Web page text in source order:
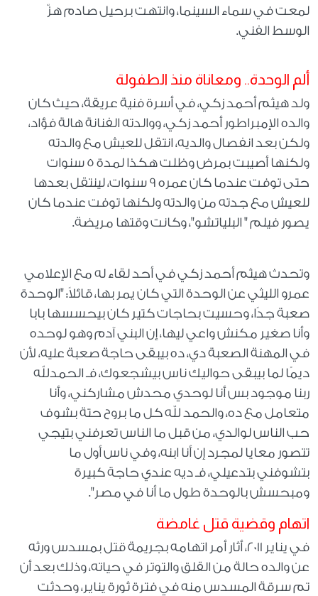
لمعت في سماء السينما، وانتهت برحيل صادم هزّ
الوسط الفني.
ألم الوحدة.. ومعاناة منذ الطفولة
ولد هيثم أحمد زكي، في أسرة فنية عريقة، حيث كان
والده الإمبراطور أحمد زكي، ووالدته الفنانة هالة فؤاد،
ولكن بعد انفصال والديه، انتقل للعيش مع والدته
ولكنها أصيبت بمرض وظلت هكذا لمدة 5 سنوات
حتى توفت عندما كان عمره 9 سنوات، لينتقل بعدها
للعيش مع جدته من والدته ولكنها توفت عندما كان
يصور فيلم " البلياتشو"، وكانت وقتها مريضة.
وتحدث هيثم أحمد زكي في أحد لقاء له مع الإعلامي
عمرو الليثي عن الوحدة التي كان يمر بها، قائلاً: "الوحدة
صعبة جدًا، وحسيت بحاجات كتير كان بيحسسها بابا
وأنا صغير مكنش واعي ليها، إن البني آدم وهو لوحده
في المهنة الصعبة دي، ده بيبقى حاجة صعبة عليه، لأن
ديمًا لما بيبقى حواليك ناس بيشجعوك، فـ الحمدلله
ربنا موجود بس أنا لوحدي محدش مشاركني، وأنا
متعامل مع ده، والحمد لله كل ما بروح حتة بشوف
حب الناس لوالدي، من قبل ما الناس تعرفني بتيجي
تتصور معايا لمجرد إن أنا ابنه، وفي ناس أول ما
بتشوفني بتدعيلي، فـ ديه عندي حاجة كبيرة
ومبحسش بالوحدة طول ما أنا في مصر".
اتهام وقضية قتل غامضة
في يناير 2011، أثار أمر اتهامه بجريمة قتل بمسدس ورثه
عن والده حالة من القلق والتوتر في حياته، وذلك بعد أن
تم سرقة المسدس منه في فترة ثورة يناير، وحدثت